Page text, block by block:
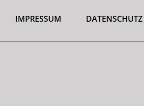
IMPRESSUM DATENSCHUTZ